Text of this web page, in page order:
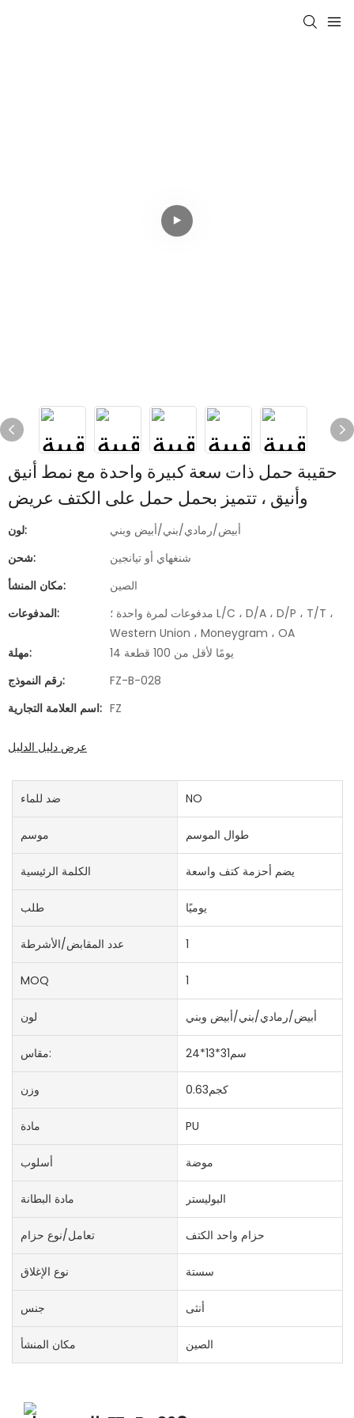
حقيبة حمل ذات سعة كبيرة واحدة مع نمط أنيق
وأنيق ، تتميز بحمل حمل على الكتف عريض
لون:
أبيض/رمادي/بني/أبيض وبني
شحن:
شنغهاي أو تيانجين
مكان المنشأ:
الصين
المدفوعات:
مدفوعات لمرة واحدة ؛ L/C ، D/A ، D/P ، T/T ،
Western Union ، Moneygram ، OA
مهلة:
14 يومًا لأقل من 100 قطعة
رقم النموذج:
FZ-B-028
اسم العلامة التجارية: FZ
عرض دليل الدليل
ضد للماء NO
موسم طوال الموسم
الكلمة الرئيسية يضم أحزمة كتف واسعة
طلب يوميًا
عدد المقابض/الأشرطة 1
MOQ 1
لون أبيض/رمادي/بني/أبيض وبني
مقاس: سم31*13*24
وزن كجم0.63
مادة PU
أسلوب موضة
مادة البطانة البوليستر
تعامل/نوع حزام حزام واحد الكتف
نوع الإغلاق سستة
جنس أنثى
مكان المنشأ الصين